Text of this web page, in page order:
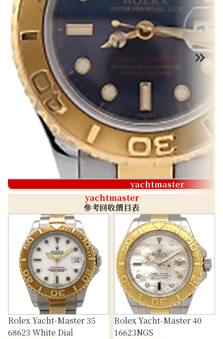
yachtmaster
yachtmaster
參考回收價目表
Rolex Yacht-Master 35
68623 White Dial
Rolex Yacht-Master 40
16623NGS